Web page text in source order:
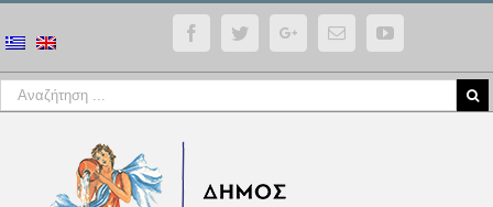
FacebookTwitterGoogle+Email YouTube